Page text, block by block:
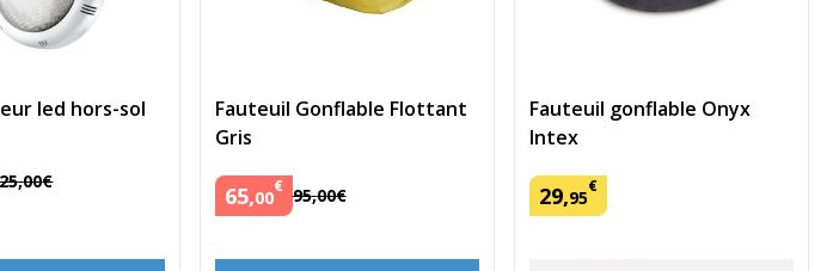
led hors-sol
,00€
Fauteuil Gonflable Flottant
Gris
65,00
€ 95,00€
Fauteuil gonflable Onyx
Intex
29,95
€